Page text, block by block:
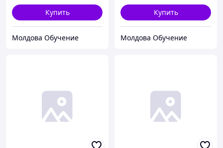
Купить
Молдова Обучение
Купить
Молдова Обучение